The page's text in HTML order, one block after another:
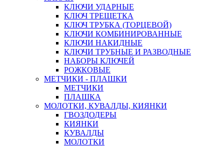
КЛЮЧИ УДАРНЫЕ
КЛЮЧ ТРЕЩЕТКА
КЛЮЧ ТРУБКА (ТОРЦЕВОЙ)
КЛЮЧИ КОМБИНИРОВАННЫЕ
КЛЮЧИ НАКИДНЫЕ
КЛЮЧИ ТРУБНЫЕ И РАЗВОДНЫЕ
НАБОРЫ КЛЮЧЕЙ
РОЖКОВЫЕ
МЕТЧИКИ - ПЛАШКИ
МЕТЧИКИ
ПЛАШКА
МОЛОТКИ, КУВАЛДЫ, КИЯНКИ
ГВОЗДОДЕРЫ
КИЯНКИ
КУВАЛДЫ
МОЛОТКИ